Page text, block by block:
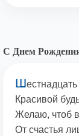
С Днем
Ш
Красивой
Желаю, чтоб
От счастья